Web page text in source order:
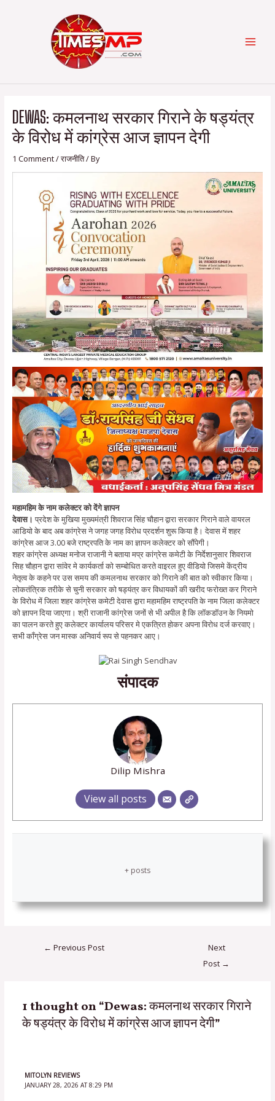
DEWAS: कमलनाथ सरकार गिराने के षड्यंत्र
के विरोध में कांग्रेस आज ज्ञापन देगी
1 Comment/राजनीति/ By
महामहिम के नाम कलेक्टर को देंगे ज्ञापन
देवास। प्रदेश के मुखिया मुख्यमंत्री शिवराज सिंह चौहान द्वारा सरकार गिराने वाले वायरल
आडियो के बाद अब कांग्रेस ने जगह जगह विरोध प्रदर्शन शुरू किया है। देवास में शहर
कांग्रेस आज 3.00 बजे राष्ट्रपति के नाम का ज्ञापन कलेक्टर को सौंपेगी।
शहर कांग्रेस अध्यक्ष मनोज राजानी ने बताया मप्र कांग्रेस कमेटी के निर्देशानुसार शिवराज
सिह चौहान द्वारा सांवेर मे कार्यकर्ता को सम्बोधित करते वाइरल हुए वीडियो जिसमे केंद्रीय
नेतृत्व के कहने पर उस समय की कमलनाथ सरकार को गिराने की बात को स्वीकार किया।
लोकतंत्रिक तरीके से चुनी सरकार को षड्यंत्र कर विधायकों की खरीद फरोख्त कर गिराने
के विरोध में जिला शहर कांग्रेस कमेटी देवास द्वारा महामहिम राष्ट्रपति के नाम जिला कलेक्टर
को ज्ञापन दिया जाएगा। श्री राजानी कांग्रेस जनों से भी अपील है कि लॉकडॉउन के नियमो
का पालन करते हुए कलेक्टर कार्यालय परिसर मे एकत्रित होकर अपना विरोध दर्ज करवाए।
सभी कॉंग्रेस जन मास्क अनिवार्य रूप से पहनकर आए।
संपादक
Dilip Mishra
View all posts
+ posts
navigation
← Previous Post
Next
Post →
1 thought on “Dewas: कमलनाथ सरकार गिराने
के षड्यंत्र के विरोध में कांग्रेस आज ज्ञापन देगी”
MITOLYN REVIEWS
JANUARY 28, 2026 AT 8:29 PM